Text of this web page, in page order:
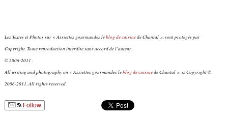
Les Textes et Photos sur « Assiettes gourmandes leblog de cuisinede Chantal », sont protégés par
Copyright. Toute reproduction interdite sans accord de l’auteur.
© 2006-2011 .
All writing and photography on « Assiettes gourmandes leblog de cuisinede Chantal », is Copyright ©
2006-2011. All rights reserved.
Follow